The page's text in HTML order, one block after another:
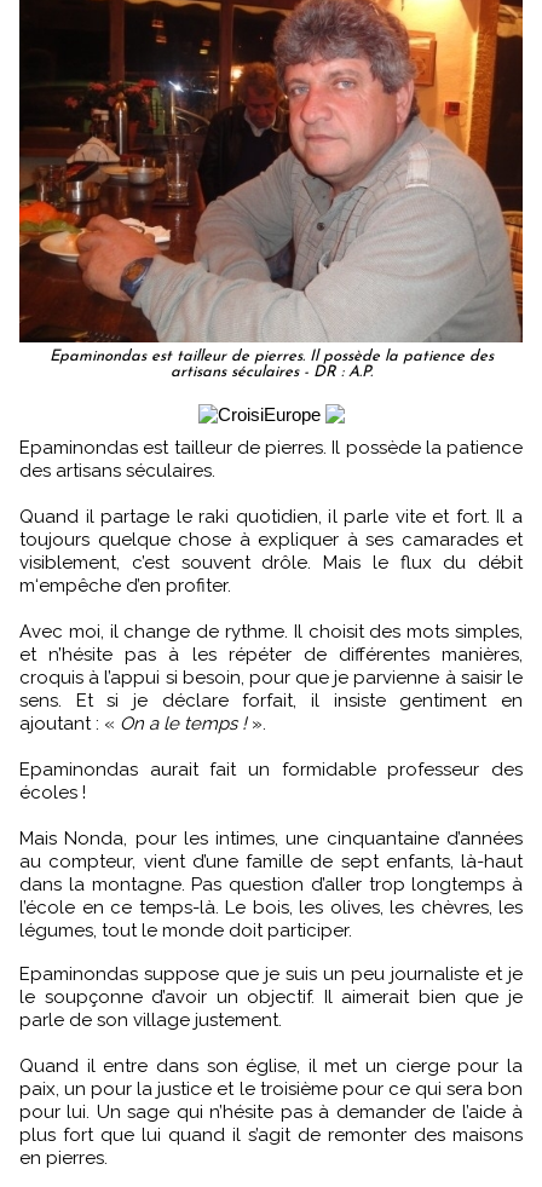
Epaminondas est tailleur de pierres. Il possède la patience des
artisans séculaires - DR : A.P.
Epaminondas est tailleur de pierres. Il possède la patience
des artisans séculaires.
Quand il partage le raki quotidien, il parle vite et fort. Il a
toujours quelque chose à expliquer à ses camarades et
visiblement, c’est souvent drôle. Mais le flux du débit
m‘empêche d’en profiter.
Avec moi, il change de rythme. Il choisit des mots simples,
et n’hésite pas à les répéter de différentes manières,
croquis à l’appui si besoin, pour que je parvienne à saisir le
sens. Et si je déclare forfait, il insiste gentiment en
ajoutant : « On a le temps ! ».
Epaminondas aurait fait un formidable professeur des
écoles !
Mais Nonda, pour les intimes, une cinquantaine d’années
au compteur, vient d’une famille de sept enfants, là-haut
dans la montagne. Pas question d’aller trop longtemps à
l’école en ce temps-là. Le bois, les olives, les chèvres, les
légumes, tout le monde doit participer.
Epaminondas suppose que je suis un peu journaliste et je
le soupçonne d’avoir un objectif. Il aimerait bien que je
parle de son village justement.
Quand il entre dans son église, il met un cierge pour la
paix, un pour la justice et le troisième pour ce qui sera bon
pour lui. Un sage qui n’hésite pas à demander de l’aide à
plus fort que lui quand il s’agit de remonter des maisons
en pierres.